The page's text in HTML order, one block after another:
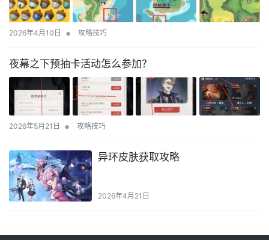
2026年4月10日 • 攻略技巧
夜幕之下预抽卡活动怎么参加？
2026年5月21日 • 攻略技巧
异环皮肤获取攻略
2026年4月21日